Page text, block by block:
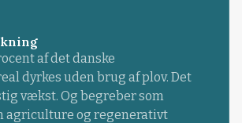
af det danske
dyrkes uden brug af plov. Det
vækst. Og begreber som
agriculture og regenerativt